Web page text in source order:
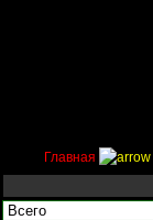
Главная